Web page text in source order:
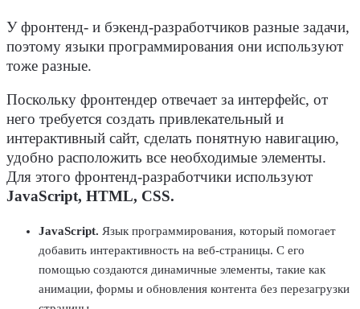
У фронтенд- и бэкенд-разработчиков разные задачи,
поэтому языки программирования они используют
тоже разные.
Поскольку фронтендер отвечает за интерфейс, от
него требуется создать привлекательный и
интерактивный сайт, сделать понятную навигацию,
удобно расположить все необходимые элементы.
Для этого фронтенд-разработчики используют
JavaScript, HTML, CSS.
JavaScript. Язык программирования, который помогает
добавить интерактивность на веб-страницы. С его
помощью создаются динамичные элементы, такие как
анимации, формы и обновления контента без перезагрузки